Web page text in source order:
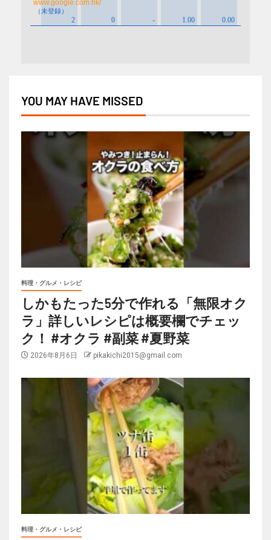
YOU MAY HAVE MISSED
料理・グルメ・レシピ
しかもたった5分で作れる「無限オク
ラ」詳しいレシピは概要欄でチェッ
ク！ #オクラ #副菜 #夏野菜
2026年8月6日 pikakichi2015@gmail.com
料理・グルメ・レシピ